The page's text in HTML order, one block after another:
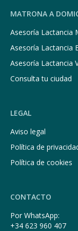
MATRONA A
Asesoría Lactancia
Asesoría Lactancia
Asesoría Lactancia
Consulta tu ciudad
LEGAL
Aviso legal
Política de
Política de cookies
CONTACTO
Por WhatsApp:
+34 623 960 407